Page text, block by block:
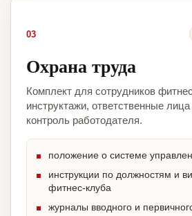
03
Охрана труда
Комплект для сотрудников
инструктажи, ответственные
контроль работодателя.
положение о системе
инструкции по должностям и
фитнес-клуба
журналы вводного и